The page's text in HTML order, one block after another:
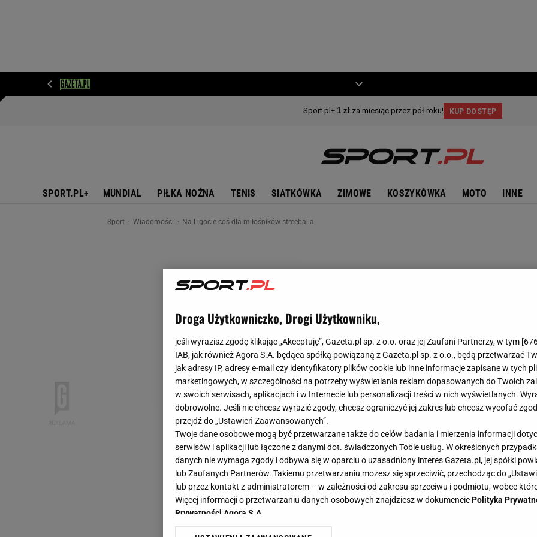
SPORT.PL+ MUNDIAL PIŁKA NOŻNA TENIS SIATKÓWKA ZIMOWE KOSZYKÓWKA MOTO INNE
Sport Wiadomości Na Ligocie coś dla miłośników streeballa
Droga Użytkowniczko, Drogi Użytkowniku,
jeśli wyrazisz zgodę klikając „Akceptuję”, Gazeta.pl sp. z o.o. oraz jej Zaufani Partnerzy, w tym [
IAB, jak również Agora S.A. będąca spółką powiązaną z Gazeta.pl sp. z o.o., będą przetwarzać
jak adresy IP, adresy e-mail czy identyfikatory plików cookie lub inne informacje zapisane w tych
marketingowych, w szczególności na potrzeby wyświetlania reklam dopasowanych do Twoich
w swoich serwisach, aplikacjach i w Internecie lub personalizacji treści w nich wyświetlanych.
dobrowolne. Jeśli nie chcesz wyrazić zgody, chcesz ograniczyć jej zakres lub chcesz wycofać
przejdź do „Ustawień Zaawansowanych”.
Twoje dane osobowe mogą być przetwarzane także do celów badania i mierzenia informacji
serwisów i aplikacji lub łączone z danymi dot. świadczonych Tobie usług. W określonych
danych nie wymaga zgody i odbywa się w oparciu o uzasadniony interes Gazeta.pl, jej spółki
lub Zaufanych Partnerów. Takiemu przetwarzaniu możesz się sprzeciwić, przechodząc do
lub przez kontakt z administratorem – w zależności od zakresu sprzeciwu i podmiotu, wobec
Więcej informacji o przetwarzaniu danych osobowych znajdziesz w dokumenciePolityka
Prywatności Agora S.A.